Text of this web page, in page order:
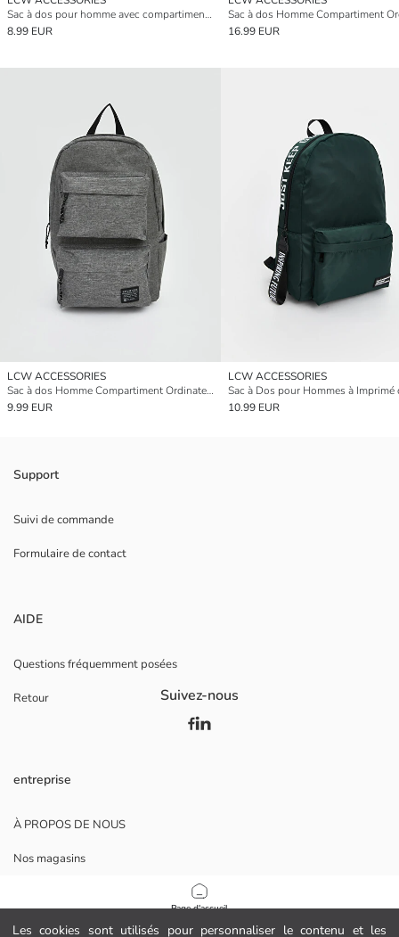
Les cookies sont utilisés pour personnaliser le contenu et les
Page d'accueil
Sac à dos pour homme avec compartiment pour ordinateur portable
8.99 EUR
16.99 EUR
LCW ACCESSORIES
Sac à dos Homme Compartiment Ordinateur Portable
9.99 EUR
LCW ACCESSORIES
10.99 EUR
Support
Suivi de commande
Formulaire de contact
AIDE
Questions fréquemment posées
Retour
entreprise
À PROPOS DE NOUS
Nos magasins
Soutien aux entreprises
Suivez-nous